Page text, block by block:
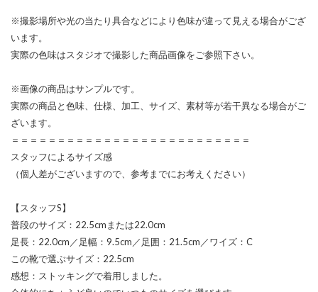
※撮影場所や光の当たり具合などにより色味が違って見える場合がござ
います。
実際の色味はスタジオで撮影した商品画像をご参照下さい。
※画像の商品はサンプルです。
実際の商品と色味、仕様、加工、サイズ、素材等が若干異なる場合がご
ざいます。
＝＝＝＝＝＝＝＝＝＝＝＝＝＝＝＝＝＝＝＝＝＝＝＝＝＝
スタッフによるサイズ感
（個人差がございますので、参考までにお考えください）
【スタッフS】
普段のサイズ：22.5cmまたは22.0cm
足長：22.0cm／足幅：9.5cm／足囲：21.5cm／ワイズ：C
この靴で選ぶサイズ：22.5cm
感想：ストッキングで着用しました。